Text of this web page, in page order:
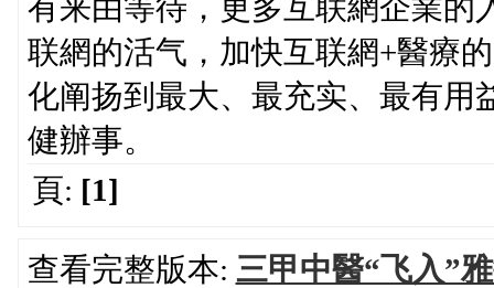
有来由等待，更多互联網企業的
联網的活气，加快互联網+醫療
化阐扬到最大、最充实、最有用
健辦事。
頁: [1]
查看完整版本: 三甲中醫“飞入”